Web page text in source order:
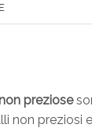
preziose
non preziosi